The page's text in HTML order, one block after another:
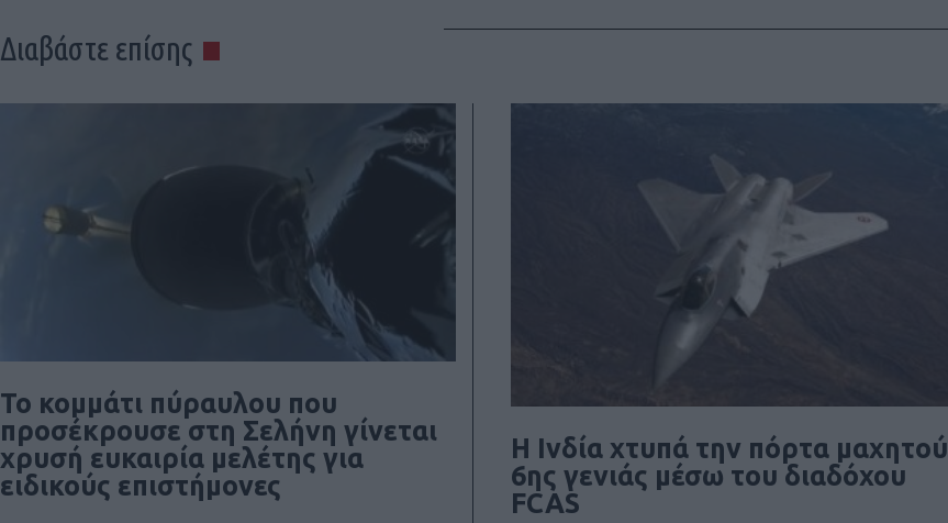
Διαβάστε επίσης
Το κομμάτι πύραυλου που
προσέκρουσε στη Σελήνη γίνεται
χρυσή ευκαιρία μελέτης για
ειδικούς επιστήμονες
Η Ινδία χτυπά την πόρτα μαχητού
6ης γενιάς μέσω του διαδόχου
FCAS